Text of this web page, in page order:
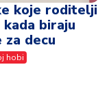
koje roditelji
biraju
za decu
hobi